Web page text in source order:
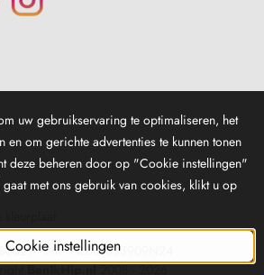
- Btw: NL001833909N24
BenIkHip.nl2008 -2026
uw gebruikservaring te optimaliseren, het
en om gerichte advertenties te kunnen tonen
deze beheren door op "Cookie instellingen"
met ons gebruik van cookies, klikt u op
Cookie instellingen